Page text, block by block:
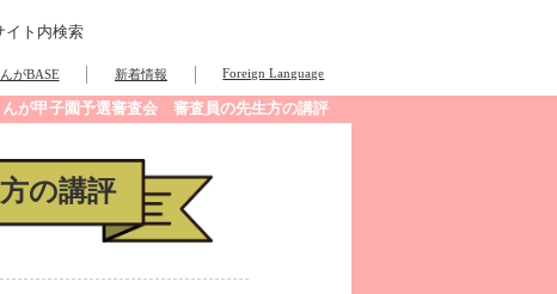
イト内検索
がBASE 新着情報 Foreign Language
んが甲子園予選審査会 審査員の先生方の講評
の講評